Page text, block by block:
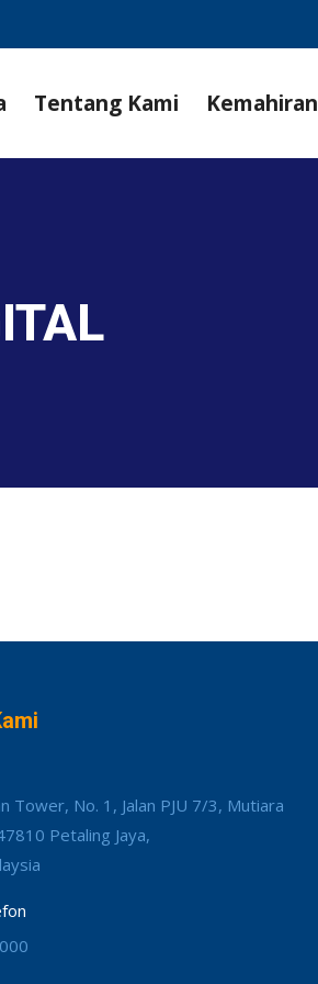
Tentang Kami Kemahiran
Tower, No. 1, Jalan PJU 7/3, Mutiara
Petaling Jaya,